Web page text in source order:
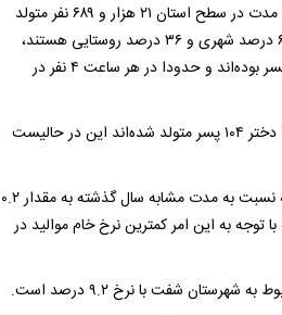
زاهد خندستانی مدیرکل ثبت احوال استان گیلان در خصوص آمار ۸ ماهه امسال گفت: در این مدت در سطح استان ۲۱ هزار و ۶۸۹ نفر متولد
شده‌اند که از این تعداد ۵۱ درصد پسر و ۴۹ درصد دختر بوده اند، همچنین از کل متولدین ۶۴ درصد شهری و ۳۶ درصد روستایی هستند،
بطور کلی در هر شبانه‌روز ۸۸ نفر در استان متولد شده‌ که از این تعداد ۴۲ نفر دختر و ۴۵ نفر پسر بوده‌اند و حدودا در هر ساعت ۴ نفر در
خندستانی گفت: نسبت جنسی موالید استان در بدو تولد ۱۰۴ است یعنی در بدو تولد برابر ۱۰۰ دختر ۱۰۴ پسر متولد شده‌اند این در حالیست
مدیرکل ثبت احوال گیلان تصریح کرد: نرح خام موالید استان در سال جاری ۱۳ در هزار بوده که نسبت به مدت مشابه سال گذشته به مقدار ۰.۲
موالید کشور در سال جاری ۱۸.۵ در هزار است که با توجه به این امر کمترین نرخ خام موالید در